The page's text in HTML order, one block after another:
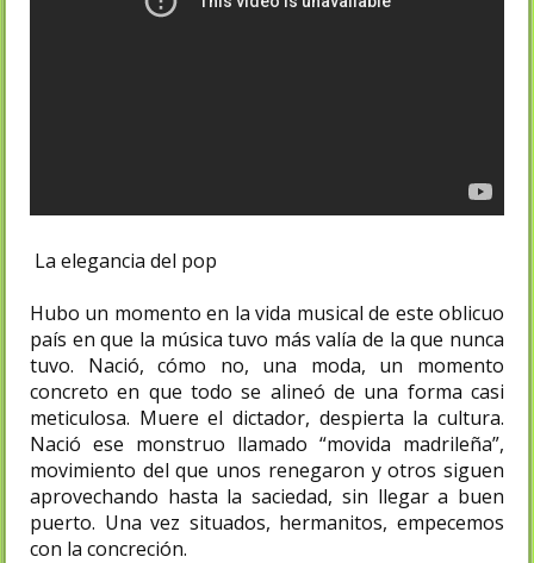
La elegancia del pop
Hubo un momento en la vida musical de este oblicuo
país en que la música tuvo más valía de la que nunca
tuvo. Nació, cómo no, una moda, un momento
concreto en que todo se alineó de una forma casi
meticulosa. Muere el dictador, despierta la cultura.
Nació ese monstruo llamado “movida madrileña”,
movimiento del que unos renegaron y otros siguen
aprovechando hasta la saciedad, sin llegar a buen
puerto. Una vez situados, hermanitos, empecemos
con la concreción.